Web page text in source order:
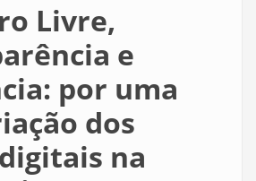
Livre,
e
por uma
dos
na